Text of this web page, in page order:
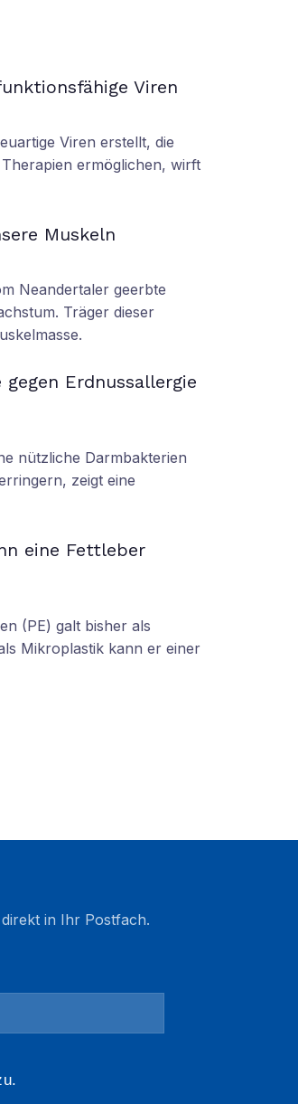
Viren
Viren erstellt, die
ermöglichen, wirft
Muskeln
Neandertaler geerbte
Träger dieser
Erdnussallergie
nützliche Darmbakterien
zeigt eine
eine Fettleber
(PE) galt bisher als
Mikroplastik kann er einer
in Ihr Postfach.